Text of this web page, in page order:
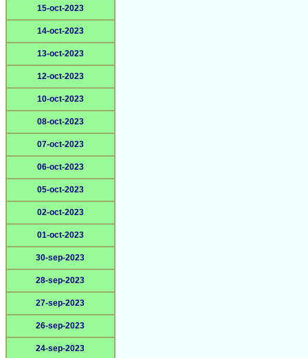
15-oct-2023
14-oct-2023
13-oct-2023
12-oct-2023
10-oct-2023
08-oct-2023
07-oct-2023
06-oct-2023
05-oct-2023
02-oct-2023
01-oct-2023
30-sep-2023
28-sep-2023
27-sep-2023
26-sep-2023
24-sep-2023